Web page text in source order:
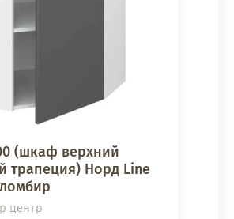
(шкаф верхний
трапеция) Норд Line
центр